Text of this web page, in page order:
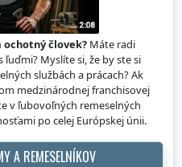
ochotný človek? Máte radi
Myslíte si, že by ste si
službách a prácach? Ak
medzinárodnej franchisovej
v ľubovoľných remeselných
po celej Európskej únii.
A REMESELNÍKOV